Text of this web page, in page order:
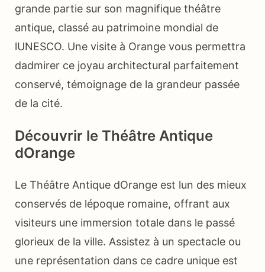
grande partie sur son magnifique théâtre
antique, classé au patrimoine mondial de
lUNESCO. Une visite à Orange vous permettra
dadmirer ce joyau architectural parfaitement
conservé, témoignage de la grandeur passée
de la cité.
Découvrir le Théâtre Antique
dOrange
Le Théâtre Antique dOrange est lun des mieux
conservés de lépoque romaine, offrant aux
visiteurs une immersion totale dans le passé
glorieux de la ville. Assistez à un spectacle ou
une représentation dans ce cadre unique est